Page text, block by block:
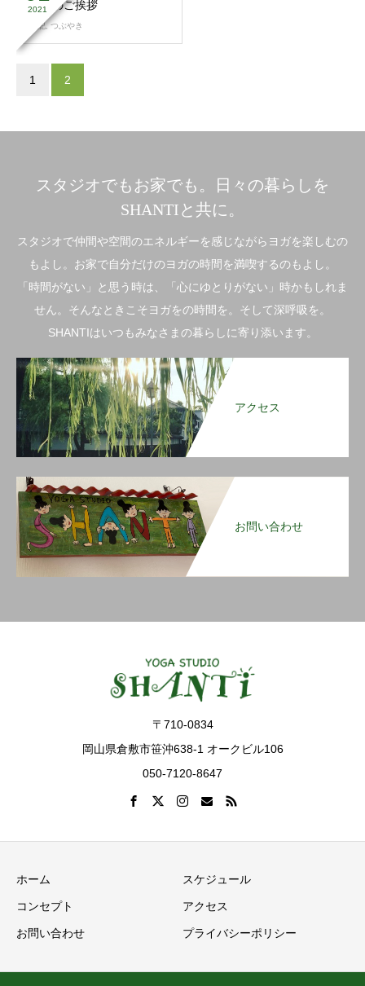
2021
新年のご挨拶
日記,つぶやき
1 2
スタジオでもお家でも。日々の暮らしを
SHANTIと共に。
スタジオで仲間や空間のエネルギーを感じながらヨガを楽しむの
もよし。お家で自分だけのヨガの時間を満喫するのもよし。
「時間がない」と思う時は、「心にゆとりがない」時かもしれま
せん。そんなときこそヨガをの時間を。そして深呼吸を。
SHANTIはいつもみなさまの暮らしに寄り添います。
アクセス
お問い合わせ
〒710-0834
岡山県倉敷市笹沖638-1 オークビル106
050-7120-8647
ホーム スケジュール
コンセプト アクセス
お問い合わせ プライバシーポリシー